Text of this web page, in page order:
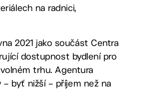
na radnici,
2021 jako součást Centra
dostupnost bydlení pro
trhu. Agentura
byť nižší – příjem než na